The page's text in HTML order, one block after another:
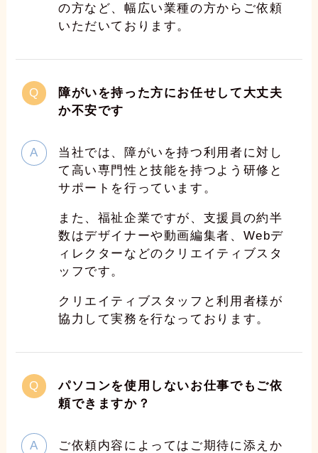
の方など、幅広い業種の方からご依頼
いただいております。
障がいを持った方にお任せして大丈夫
か不安です
当社では、障がいを持つ利用者に対し
て高い専門性と技能を持つよう研修と
サポートを行っています。
また、福祉企業ですが、支援員の約半
数はデザイナーや動画編集者、Webデ
ィレクターなどのクリエイティブスタ
ッフです。
クリエイティブスタッフと利用者様が
協力して実務を行なっております。
パソコンを使用しないお仕事でもご依
頼できますか？
ご依頼内容によってはご期待に添えか